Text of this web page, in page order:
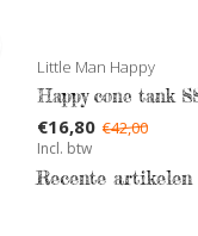
Little Man Happy
Happy cone tank
€16,80 €42,00
Incl. btw
Recente artikelen